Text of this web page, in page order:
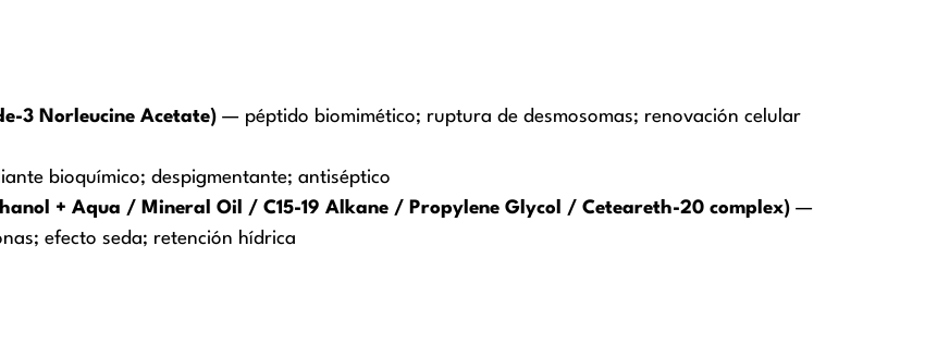
3 Norleucine Acetate) — péptido biomimético; ruptura de desmosomas; renovación celular
bioquímico; despigmentante; antiséptico
+ Aqua / Mineral Oil / C15-19 Alkane / Propylene Glycol / Ceteareth-20 complex) —
efecto seda; retención hídrica